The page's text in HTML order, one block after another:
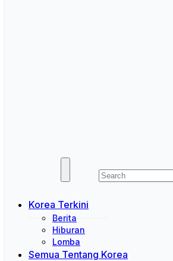
Korea Terkini
Berita
Hiburan
Lomba
Semua Tentang Korea